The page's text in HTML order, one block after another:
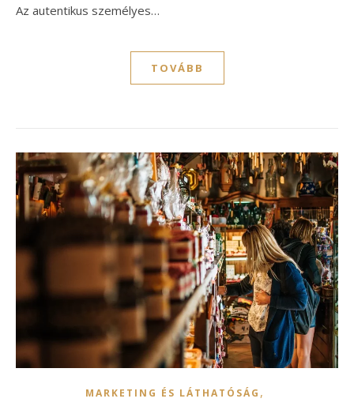
Az autentikus személyes…
TOVÁBB
MARKETING ÉS LÁTHATÓSÁG ,